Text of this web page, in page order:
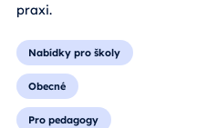
praxi.
Nabídky pro školy
Obecné
Pro pedagogy